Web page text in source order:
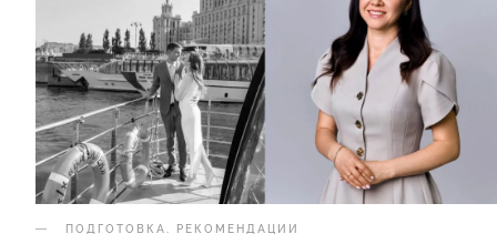
ПОДГОТОВКА. РЕКОМЕНДАЦИИ